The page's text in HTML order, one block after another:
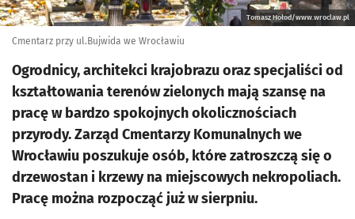
Tomasz Hołod/www.wroclaw.pl
Cmentarz przy ul.Bujwida we Wrocławiu
Ogrodnicy, architekci krajobrazu oraz specjaliści od
kształtowania terenów zielonych mają szansę na
pracę w bardzo spokojnych okolicznościach
przyrody. Zarząd Cmentarzy Komunalnych we
Wrocławiu poszukuje osób, które zatroszczą się o
drzewostan i krzewy na miejscowych nekropoliach.
Pracę można rozpocząć już w sierpniu.